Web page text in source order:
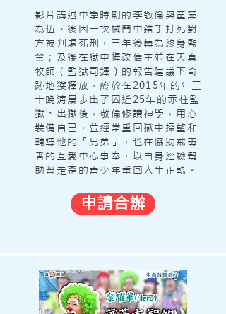
影片講述中學時期的李敬倫與童黨
為伍。後因一次械鬥中錯手打死對
方被判處死刑，三年後轉為終身監
禁；及後在獄中悔改信主並在天真
牧師（監獄司鐸）的報告建議下奇
跡地獲釋放，終於在2015年的年三
十晚清晨步出了囚近25年的赤柱監
獄。出獄後，敬倫修讀神學，用心
裝備自己，並經常重回獄中探望和
輔導他的「兄弟」，也在協助戒毒
者的互愛中心事奉，以自身經驗幫
助曾走歪的青少年重回人生正軌。
申請合辦